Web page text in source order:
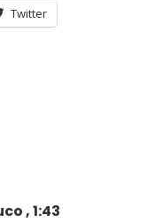
Twitter
, 1:43